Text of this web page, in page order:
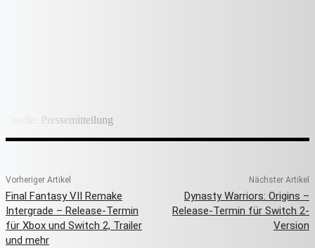
Quelle: Pressemitteilung
Vorheriger Artikel
Final Fantasy VII Remake
Intergrade – Release-Termin
für Xbox und Switch 2, Trailer
und mehr
Nächster Artikel
Dynasty Warriors: Origins –
Release-Termin für Switch 2-
Version